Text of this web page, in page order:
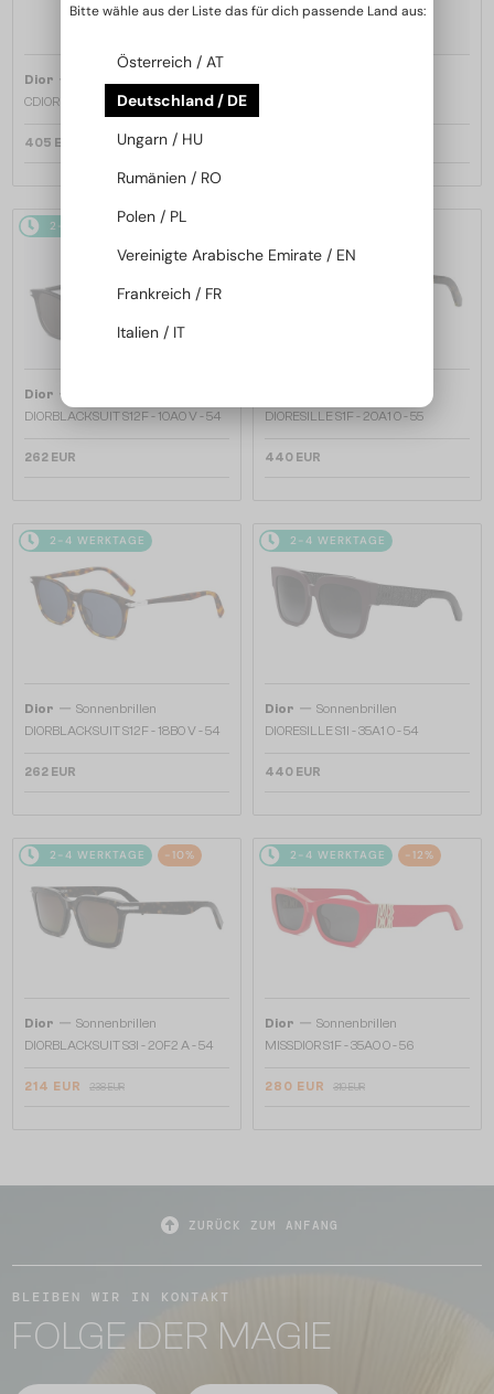
Dior —
CDIOR S1F - 35A0 D - 56
405 EUR
2-4 WERKTAGE
Dior —
DIORBLACKSUIT S12F - 10A0 V - 54
262 EUR
DIORESILLE S1F - 20A1 O - 55
440 EUR
2-4 WERKTAGE
Dior — Sonnenbrillen
DIORBLACKSUIT S12F - 18B0 V - 54
262 EUR
2-4 WERKTAGE
Dior — Sonnenbrillen
DIORESILLE S1I - 35A1 O - 54
440 EUR
2-4 WERKTAGE -10%
Dior — Sonnenbrillen
DIORBLACKSUIT S3I - 20F2 A - 54
214 EUR 238 EUR
2-4 WERKTAGE -12%
Dior — Sonnenbrillen
MISSDIOR S1F - 35A0 O - 56
280 EUR 319 EUR
ZURÜCK ZUM ANFANG
BLEIBEN WIR IN KONTAKT
FOLGE DER MAGIE
Bitte wähle aus der Liste das für dich passende Land aus:
Österreich / AT
Deutschland / DE
Ungarn / HU
Rumänien / RO
Polen / PL
Vereinigte Arabische Emirate / EN
Frankreich / FR
Italien / IT